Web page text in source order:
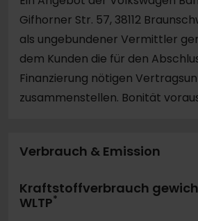
Gifhorner Str. 57, 38112
als ungebundener Vermittler
dem Kunden die für den
Finanzierung nötigen
zusammenstellen. Bonität
Verbrauch & Emission
Kraftstoffverbrauch
WLTP*